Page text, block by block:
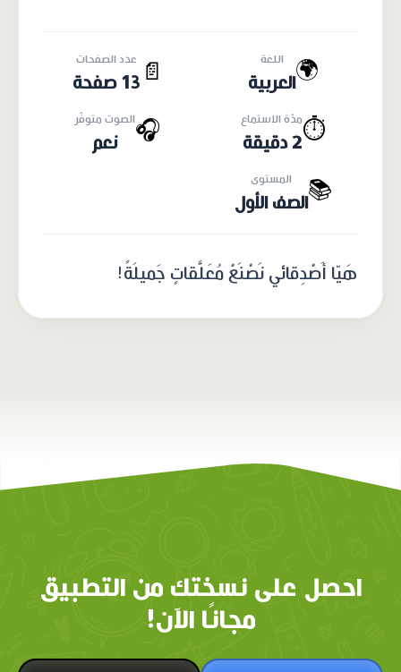
🌍 اللغة
العربية 📄
عدد الصفحات
13 صفحة
⏱️مدّة الاستماع
2 دقيقة
🎧الصوت متوفّر
نعم
📚 المستوى
الصف الأول
هَيّا أَصْدِقائي نَصْنَعْ مُعَلَّقاتٍ جَميلَةً!
احصل على نسختك من التطبيق
مجانًا الآن!